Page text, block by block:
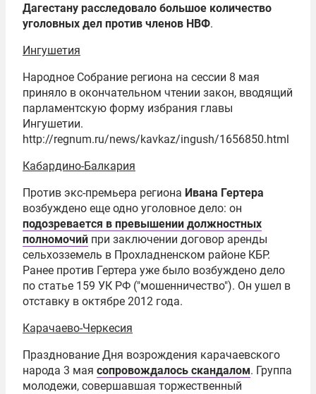
Дагестану расследовало большое количество
уголовных дел против членов НВФ.
Ингушетия
Народное Собрание региона на сессии 8 мая
приняло в окончательном чтении закон, вводящий
парламентскую форму избрания главы
Ингушетии.
http://regnum.ru/news/kavkaz/ingush/1656850.html
Кабардино-Балкария
Против экс-премьера региона Ивана Гертера
возбуждено еще одно уголовное дело: он
подозревается в превышении должностных
полномочий при заключении договор аренды
сельхозземель в Прохладненском районе КБР.
Ранее против Гертера уже было возбуждено дело
по статье 159 УК РФ ("мошенничество"). Он ушел в
отставку в октябре 2012 года.
Карачаево-Черкесия
Празднование Дня возрождения карачаевского
народа 3 мая сопровождалось скандалом. Группа
молодежи, совершавшая торжественный